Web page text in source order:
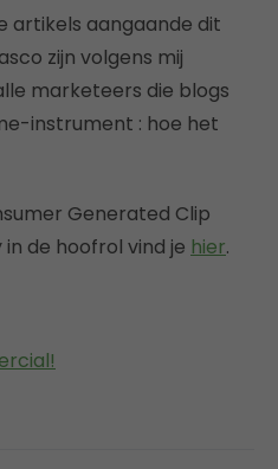
artikels aangaande dit
zijn volgens mij
marketeers die blogs
instrument : hoe het
Generated Clip
de hoofrol vind je hier.